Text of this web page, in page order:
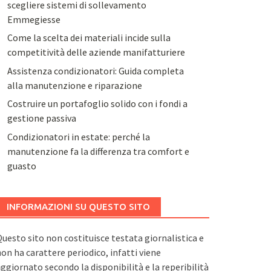
scegliere sistemi di sollevamento
Emmegiesse
Come la scelta dei materiali incide sulla
competitività delle aziende manifatturiere
Assistenza condizionatori: Guida completa
alla manutenzione e riparazione
Costruire un portafoglio solido con i fondi a
gestione passiva
Condizionatori in estate: perché la
manutenzione fa la differenza tra comfort e
guasto
INFORMAZIONI SU QUESTO SITO
sito non costituisce testata giornalistica e
ha carattere periodico, infatti viene
secondo la disponibilità e la reperibilità